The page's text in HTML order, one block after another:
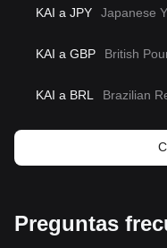
KAI a JPY Japanese
KAI a GBP British
KAI a BRL Brazilian
Preguntas